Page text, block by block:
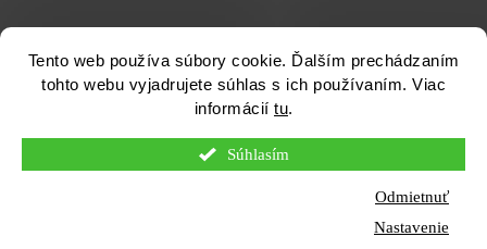
Tento web používa súbory cookie. Ďalším prechádzaním
tohto webu vyjadrujete súhlas s ich používaním. Viac
informácií tu.
Súhlasím
Nastavenie
Odmietnuť
Vytvoril Shoptet
. Všetky práva vyhradené.